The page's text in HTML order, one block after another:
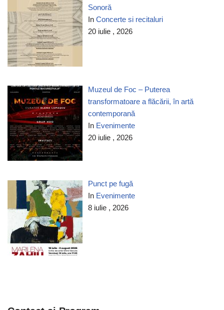
Sonoră
InConcerte si recitaluri
20 iulie , 2026
Muzeul de Foc – Puterea
transformatoare a flăcării, în artă
contemporană
In Evenimente
20 iulie , 2026
Punct pe fugă
In Evenimente
8 iulie , 2026